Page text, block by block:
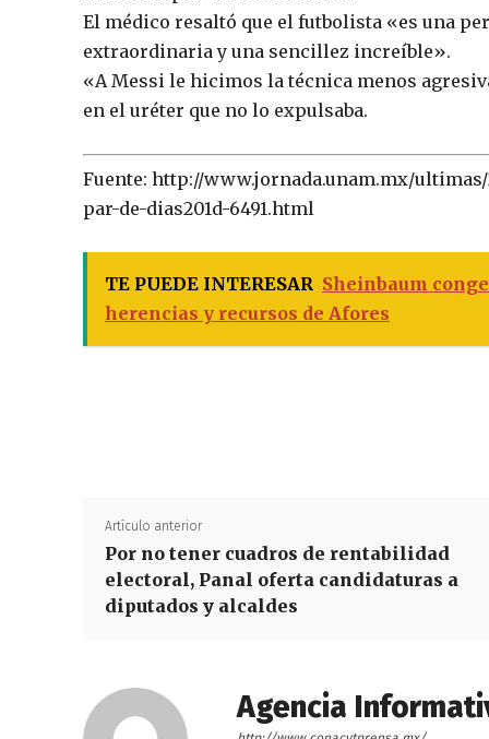
El médico resaltó que el futbolista «es una
extraordinaria y una sencillez increíble».
«A Messi le hicimos la técnica menos
en el uréter que no lo expulsaba.
Fuente: http://www.jornada.unam.mx/
par-de-dias201d-6491.html
TE PUEDE INTERESAR Sheinbaum
herencias y recursos de Afores
Artículo anterior
Por no tener cuadros de rentabilidad
electoral, Panal oferta candidaturas a
diputados y alcaldes
Agencia